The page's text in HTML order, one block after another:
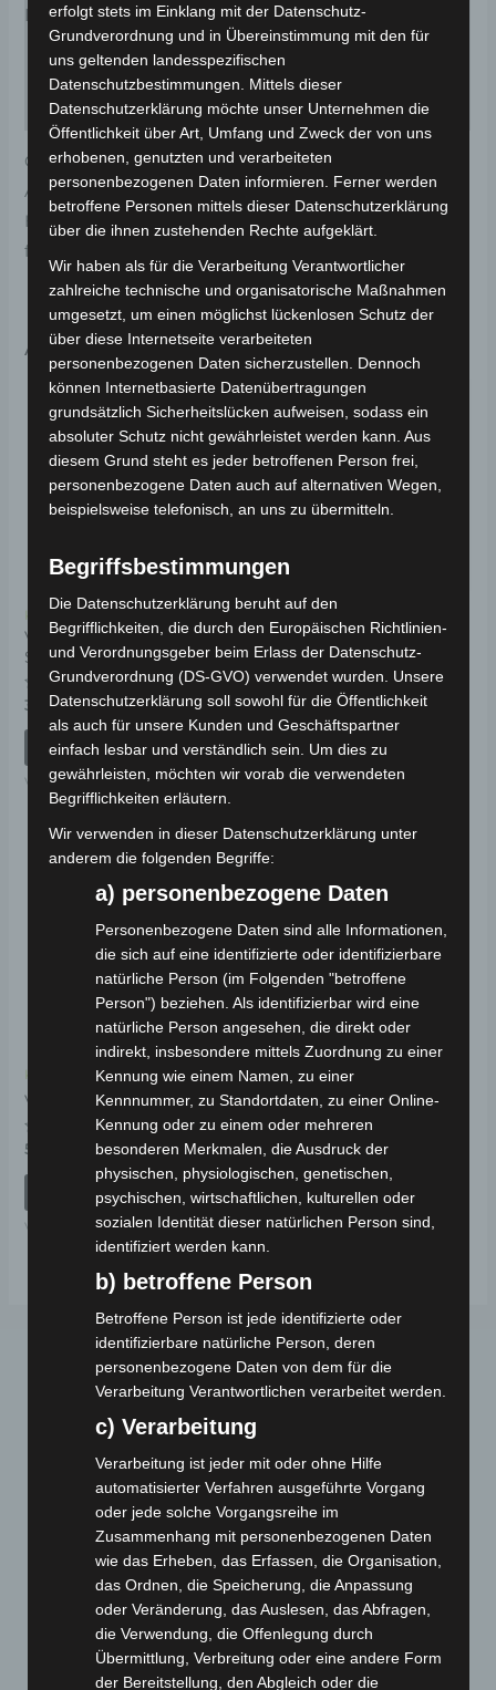
Beschreibung
Produktsicherheit
Rezensionen (0)
Original-Ersatzteil für den Elektro-Scooter VSX.
Ablagefach für optimale Funktionalität und
Haltbarkeit. Weitere Informationen zum Fahrzeug
findest du hier:
Ähnliche Produkte
Kostenloser Versand
VSX MITTLERER
STÄNDER
Bewertet
mit
0
39,00€ *
IN DEN WARENKORB
VSX
VSX SITZUNTERE
VORDERSEITE
Bewertet
0
von
5
29,00€ *
IN DEN WARENKORB
VSX
Kostenloser Versand
VSX SCHWINGARM
Bewertet
0
59,00
IN DEN WARENKORB
VSX
Webseite
Cashback-Aktion
Händler werden
Home
Gemeinsam spenden
Jobs
erfolgt stets im Einklang mit der Datenschutz-
Grundverordnung und in Übereinstimmung mit den für
uns geltenden landesspezifischen
Datenschutzbestimmungen. Mittels dieser
Datenschutzerklärung möchte unser Unternehmen die
Öffentlichkeit über Art, Umfang und Zweck der von uns
erhobenen, genutzten und verarbeiteten
personenbezogenen Daten informieren. Ferner werden
betroffene Personen mittels dieser Datenschutzerklärung
über die ihnen zustehenden Rechte aufgeklärt.
Wir haben als für die Verarbeitung Verantwortlicher
zahlreiche technische und organisatorische Maßnahmen
umgesetzt, um einen möglichst lückenlosen Schutz der
über diese Internetseite verarbeiteten
personenbezogenen Daten sicherzustellen. Dennoch
können Internetbasierte Datenübertragungen
grundsätzlich Sicherheitslücken aufweisen, sodass ein
absoluter Schutz nicht gewährleistet werden kann. Aus
diesem Grund steht es jeder betroffenen Person frei,
personenbezogene Daten auch auf alternativen Wegen,
beispielsweise telefonisch, an uns zu übermitteln.
Begriffsbestimmungen
Die Datenschutzerklärung beruht auf den
Begrifflichkeiten, die durch den Europäischen Richtlinien-
und Verordnungsgeber beim Erlass der Datenschutz-
Grundverordnung (DS-GVO) verwendet wurden. Unsere
Datenschutzerklärung soll sowohl für die Öffentlichkeit
als auch für unsere Kunden und Geschäftspartner
einfach lesbar und verständlich sein. Um dies zu
gewährleisten, möchten wir vorab die verwendeten
Begrifflichkeiten erläutern.
Wir verwenden in dieser Datenschutzerklärung unter
anderem die folgenden Begriffe:
a) personenbezogene Daten
Personenbezogene Daten sind alle Informationen,
die sich auf eine identifizierte oder identifizierbare
natürliche Person (im Folgenden "betroffene
Person") beziehen. Als identifizierbar wird eine
natürliche Person angesehen, die direkt oder
indirekt, insbesondere mittels Zuordnung zu einer
Kennung wie einem Namen, zu einer
Kennnummer, zu Standortdaten, zu einer Online-
Kennung oder zu einem oder mehreren
besonderen Merkmalen, die Ausdruck der
physischen, physiologischen, genetischen,
psychischen, wirtschaftlichen, kulturellen oder
sozialen Identität dieser natürlichen Person sind,
identifiziert werden kann.
b) betroffene Person
Betroffene Person ist jede identifizierte oder
identifizierbare natürliche Person, deren
personenbezogene Daten von dem für die
Verarbeitung Verantwortlichen verarbeitet werden.
c) Verarbeitung
Verarbeitung ist jeder mit oder ohne Hilfe
automatisierter Verfahren ausgeführte Vorgang
oder jede solche Vorgangsreihe im
Zusammenhang mit personenbezogenen Daten
wie das Erheben, das Erfassen, die Organisation,
das Ordnen, die Speicherung, die Anpassung
oder Veränderung, das Auslesen, das Abfragen,
die Verwendung, die Offenlegung durch
Übermittlung, Verbreitung oder eine andere Form
der Bereitstellung, den Abgleich oder die